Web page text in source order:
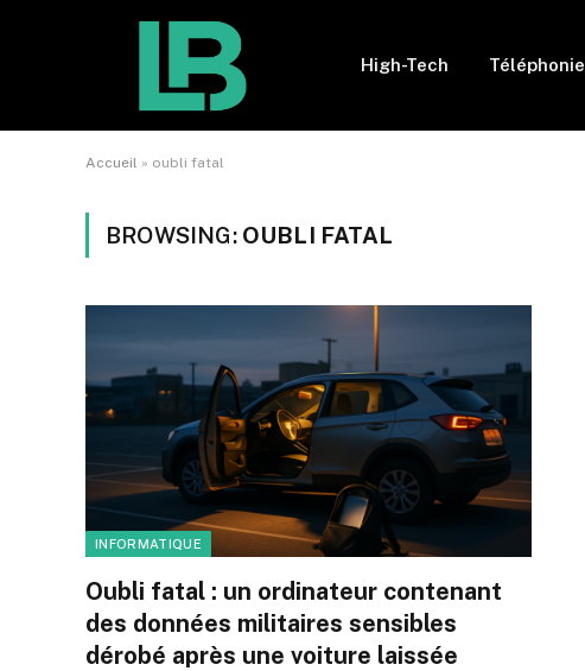
High-Tech Téléphonie
Accueil » oubli fatal
BROWSING: OUBLI FATAL
INFORMATIQUE
Oubli fatal : un ordinateur contenant
des données militaires sensibles
dérobé après une voiture laissée